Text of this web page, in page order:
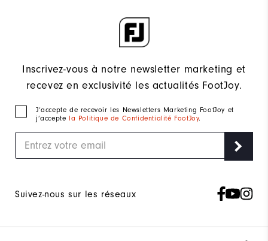
Inscrivez-vous à notre newsletter marketing et
recevez en exclusivité les actualités FootJoy.
J‘accepte de recevoir les Newsletters Marketing FootJoy et
j’accepte la Politique de Confidentialité FootJoy.
Suivez-nous sur les réseaux